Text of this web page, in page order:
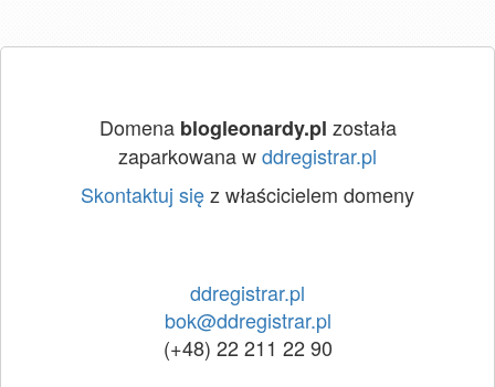
Domena blogleonardy.pl została
zaparkowana wddregistrar.pl
Skontaktuj sięz właścicielem domeny
ddregistrar.pl
bok@ddregistrar.pl
(+48) 22 211 22 90